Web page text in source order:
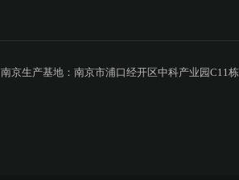
南京生产基地：南京市浦口经开区中科产业园C11栋